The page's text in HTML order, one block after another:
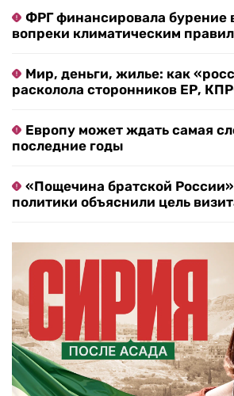
ФРГ финансировала бурение
вопреки климатическим
Мир, деньги, жилье: как
расколола сторонников ЕР,
Европу может ждать самая
последние годы
«Пощечина братской
политики объяснили цель